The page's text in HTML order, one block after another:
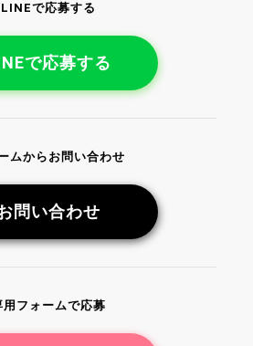
営業を行います。制作される作品
ーティングを実施したり、出演に
のルール説明・補足を行います。
ロダクションとの契約を行うとと
契約を結ぶことになります。ここ
ーカーとのそれぞれの契約が完了
品の流れを示したスケジュールを
で、事前に内容を確認いただいた
ただきます。撮影は、概ね1～3日
HANAYA PROJECTで働いた場合
LINEで応募する
で応募する
ムからお問い合わせ
問い合わせ
用フォームで応募